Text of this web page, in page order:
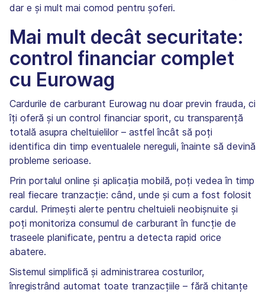
dar e și mult mai comod pentru șoferi.
Mai mult decât securitate:
control financiar complet
cu Eurowag
Cardurile de carburant Eurowag nu doar previn frauda, ci
îți oferă și un control financiar sporit, cu transparență
totală asupra cheltuielilor – astfel încât să poți
identifica din timp eventualele nereguli, înainte să devină
probleme serioase.
Prin portalul online și aplicația mobilă, poți vedea în timp
real fiecare tranzacție: când, unde și cum a fost folosit
cardul. Primești alerte pentru cheltuieli neobișnuite și
poți monitoriza consumul de carburant în funcție de
traseele planificate, pentru a detecta rapid orice
abatere.
Sistemul simplifică și administrarea costurilor,
înregistrând automat toate tranzacțiile – fără chitanțe